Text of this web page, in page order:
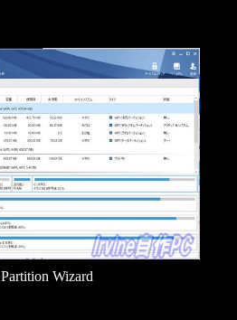
Partition Wizard